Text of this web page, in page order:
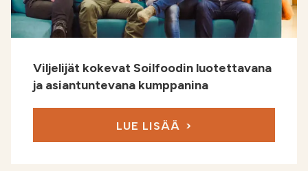
Viljelijät kokevat Soilfoodin luotettavana
ja asiantuntevana kumppanina
LUE LISÄÄ